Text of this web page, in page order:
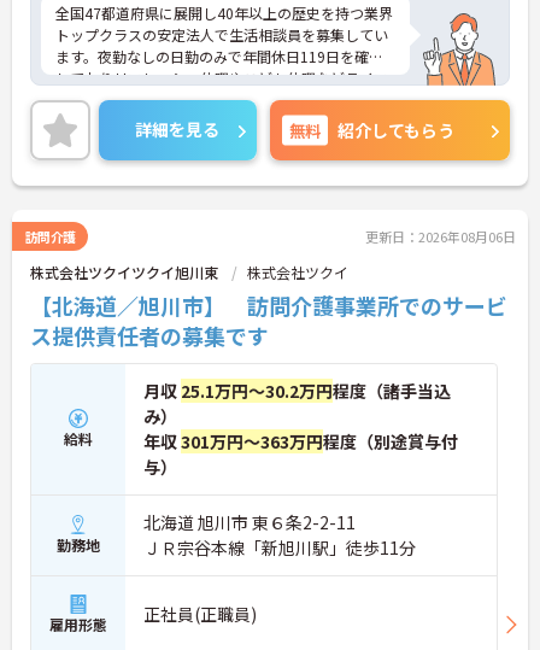
全国47都道府県に展開し40年以上の歴史を持つ業界
トップクラスの安定法人で生活相談員を募集してい
ます。夜勤なしの日勤のみで年間休日119日を確保
しておりリフレッシュ休暇やこども休暇などライフ
ステージに合わせた働き方が可能です。処遇改善手
当の全額還元や実績最大105万円の賞与に加え配偶
者1万円などの手厚い扶養手当をご用意しています。
独自の福利厚生制度によるお祝い金や宿泊費補助な
どスタッフの生活を支える制度も充実しています。
らのびのびと働ける風通しの良い職場です。階層別
研修や資格取得支援制度が整っているため有資格者
の方がこれまでのご経験を活かしながら将来の管理
職やスペシャリストへと着実にキャリアアップを目
指せるやりがいのある環境です。
★おすすめPOINT★
【ワークライフバランスの充実】
・夜勤なしの日勤のみで年間休日119日を確保 ・リ
フレッシュ休暇やこども休暇など特別休暇が充実
・産休育休や産後パパ育休制度など子育て支援体制
【安心の高待遇と福利厚生】
・処遇改善手当を毎月および半期末手当として全額
還元 ・配偶者1万円や満18歳未満の子5千円の手厚
い扶養手当を支給
・結婚・出生・入学のお祝い金やヘルスチェック補
助など独自の福利厚生制度を用意
【資格を活かせるキャリアアップ環境】
詳細を見る 無料 紹介してもらう
訪問介護 更新日：2026年08月06日
株式会社ツクイツクイ旭川東 株式会社ツクイ
【北海道／旭川市】 訪問介護事業所でのサービ
ス提供責任者の募集です
給料
月収 25.1万円～30.2万円程度（諸手当込
み）
年収301万円～363万円程度（別途賞与付
与）
勤務地
北海道 旭川市 東６条2-2-11
ＪＲ宗谷本線「新旭川駅」徒歩11分
雇用形態 正社員(正職員)